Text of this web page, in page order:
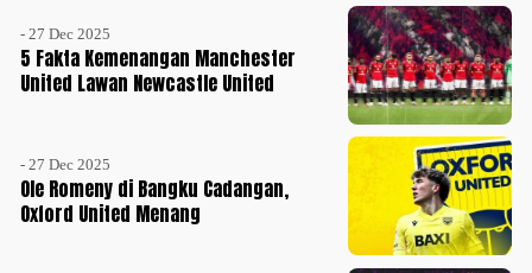
- 27 Dec 2025
5 Fakta Kemenangan Manchester
United Lawan Newcastle United
- 27 Dec 2025
Ole Romeny di Bangku Cadangan,
Oxford United Menang